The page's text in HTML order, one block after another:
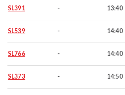
SL391 - 13:40
SL539 - 14:40
SL766 - 14:40
SL373 - 14:50